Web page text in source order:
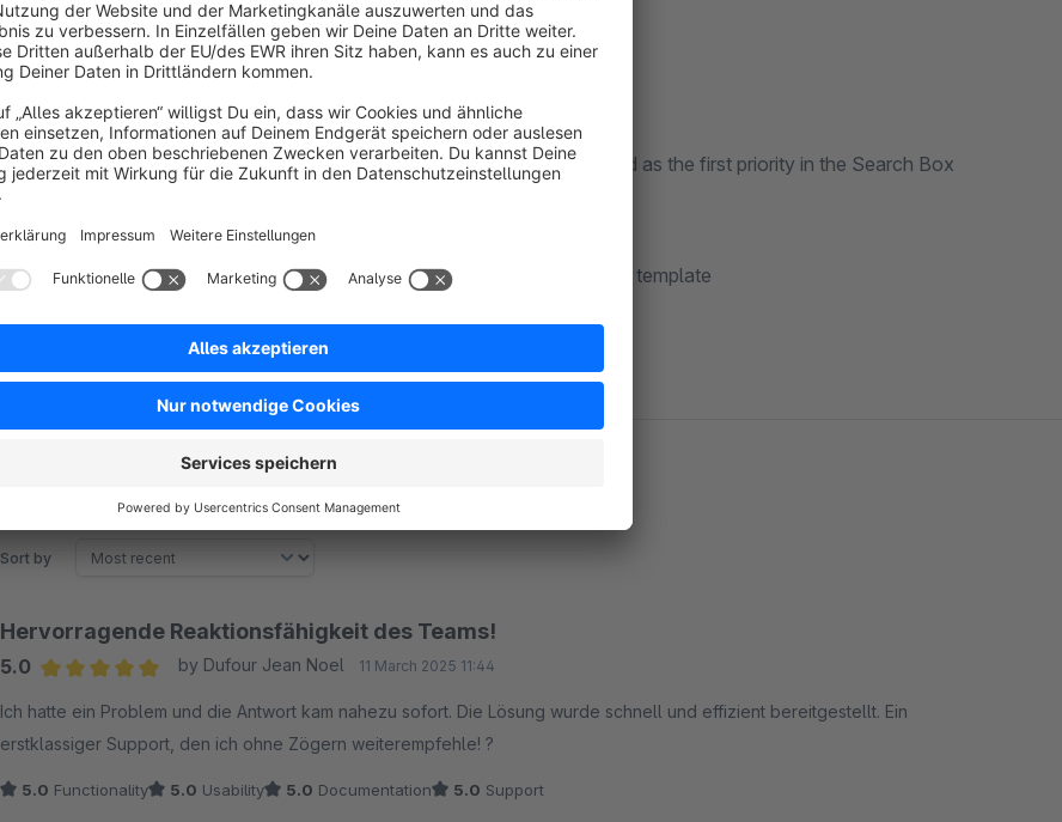
Update ld+json
Meta Keywords
New configuration field for configuring which tab should be displayed as the first priority in the Search Box
Comments
Blog Layout Template - To have the ability to create a default layout template
Sort by
Hervorragende Reaktionsfähigkeit des Teams!
5.0
by Dufour Jean Noel 11 March 2025 11:44
Ich hatte ein Problem und die Antwort kam nahezu sofort. Die Lösung wurde schnell und effizient bereitgestellt. Ein
erstklassiger Support, den ich ohne Zögern weiterempfehle! ?
5.0 Functionality 5.0 Usability 5.0 Documentation 5.0 Support